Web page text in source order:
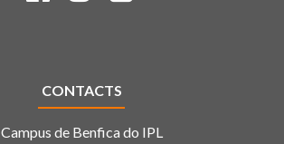
CONTACTS
Campus de Benfica do IPL